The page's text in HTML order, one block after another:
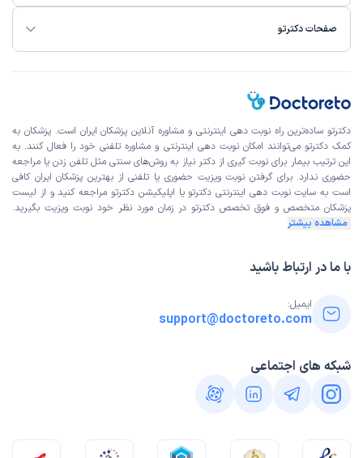
صفحات دکترتو
دکترتو ساده‌ترین راه نوبت‌ دهی اینترنتی و مشاوره آنلاین پزشکان ایران است. پزشکان به
کمک دکترتو می‌توانند امکان نوبت دهی اینترنتی و مشاوره تلفنی خود را فعال کنند. به
این ترتیب بیمار برای نوبت گیری از دکتر نیاز به روش‌های سنتی مثل تلفن زدن یا مراجعه
حضوری ندارد. برای گرفتن نوبت ویزیت حضوری یا تلفنی از بهترین پزشکان ایران کافی
است به سایت نوبت دهی اینترنتی دکترتو یا اپلیکیشن دکترتو مراجعه کنید و از لیست
پزشکان متخصص و فوق تخصص دکترتو در زمان مورد نظر خود نوبت ویزیت بگیرید.
مشاهده بیشتر
با ما در ارتباط باشید
ایمیل:
support@doctoreto.com
شبکه های اجتماعی